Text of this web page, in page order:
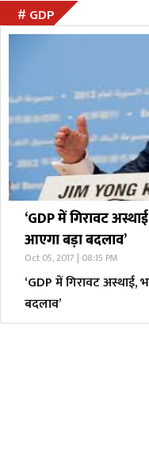
# GDP
‘GDP में गिरावट
आएगा बड़ा बदलाव’
Oct 05, 2017 | 08:15 PM
‘GDP में गिरावट अस्थाई,
बदलाव’